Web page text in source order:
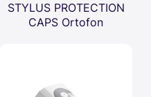
STYLUS PROTECTION
CAPS Ortofon